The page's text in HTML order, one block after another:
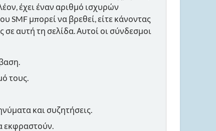
έχει έναν αριθμό ισχυρών
SMF μπορεί να βρεθεί, είτε κάνοντας
σε αυτή τη σελίδα. Αυτοί οι σύνδεσμοι
τους.
και συζητήσεις.
εκφραστούν.